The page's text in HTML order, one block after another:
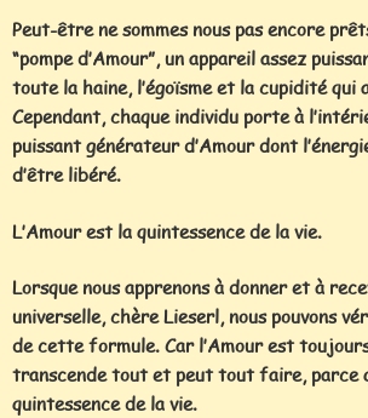
Peut-être ne sommes nous pas encore
“pompe d’Amour”, un appareil assez
toute la haine, l’égoïsme et la cupidité
Cependant, chaque individu porte à
puissant générateur d’Amour dont
d’être libéré.
L’Amour est la quintessence de la vie.
Lorsque nous apprenons à donner et à
universelle, chère Lieserl, nous pouvons
de cette formule. Car l’Amour est
transcende tout et peut tout faire, parce
quintessence de la vie.